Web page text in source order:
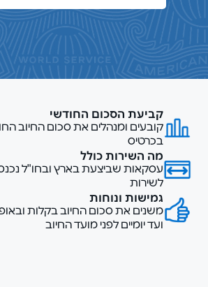
קביעת הסכום החודשי
קובעים ומנהלים את סכום החיוב
בכרטיס
מה השירות כולל
עסקאות שביצעת בארץ ובחו"ל
לשירות
גמישות ונוחות
משנים את סכום החיוב בקלות ובאופן
ועד יומיים לפני מועד החיוב